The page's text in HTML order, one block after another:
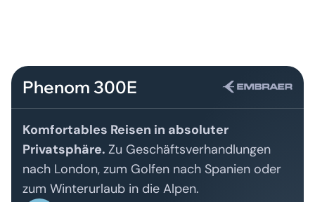
Phenom 300E
Komfortables Reisen in absoluter
Privatsphäre. Zu Geschäftsverhandlungen
nach London, zum Golfen nach Spanien oder
zum Winterurlaub in die Alpen.